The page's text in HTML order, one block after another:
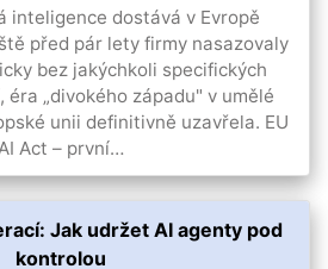
inteligence dostává v Evropě
před pár lety firmy nasazovaly
bez jakýchkoli specifických
éra „divokého západu" v umělé
unii definitivně uzavřela. EU
Act – první…
Jak udržet AI agenty pod
kontrolou